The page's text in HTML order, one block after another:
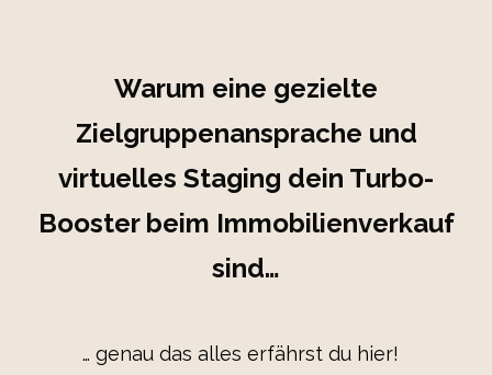
Warum eine gezielte
Zielgruppenansprache und
virtuelles Staging dein Turbo-
Booster beim Immobilienverkauf
sind…
… genau das alles erfährst du hier!